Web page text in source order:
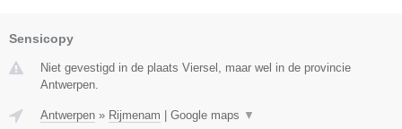
Sensicopy
Niet gevestigd in de plaats Viersel, maar wel in de provincie
Antwerpen.
Antwerpen » Rijmenam | Google maps ▼